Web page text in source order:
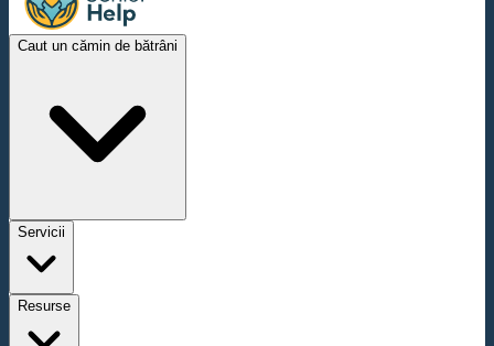
Caut un cămin de bătrâni
Servicii
Resurse